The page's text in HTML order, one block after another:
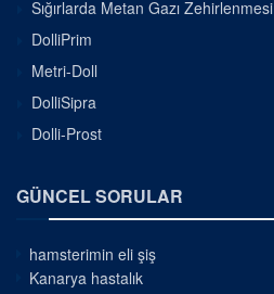
Sığırlarda Metan Gazı Zehirlenmesi
DolliPrim
Metri-Doll
DolliSipra
Dolli-Prost
GÜNCEL SORULAR
hamsterimin eli şiş
Kanarya hastalık